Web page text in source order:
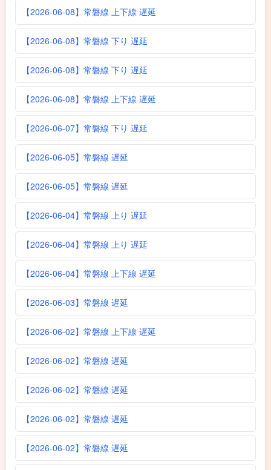
【2026-06-08】常磐線 上下線 遅延
【2026-06-08】常磐線 下り 遅延
【2026-06-08】常磐線 下り 遅延
【2026-06-08】常磐線 上下線 遅延
【2026-06-07】常磐線 下り 遅延
【2026-06-05】常磐線 遅延
【2026-06-05】常磐線 遅延
【2026-06-04】常磐線 上り 遅延
【2026-06-04】常磐線 上り 遅延
【2026-06-04】常磐線 上下線 遅延
【2026-06-03】常磐線 遅延
【2026-06-02】常磐線 上下線 遅延
【2026-06-02】常磐線 遅延
【2026-06-02】常磐線 遅延
【2026-06-02】常磐線 遅延
【2026-06-02】常磐線 遅延